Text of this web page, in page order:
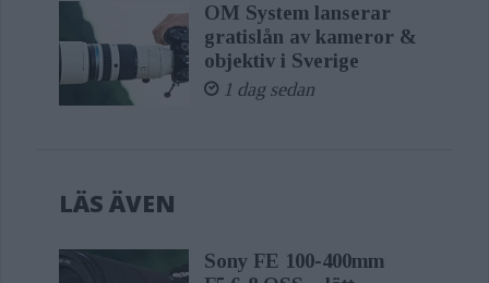
OM System lanserar
gratislån av kameror &
objektiv i Sverige
1 dag sedan
LÄS ÄVEN
Sony FE 100-400mm